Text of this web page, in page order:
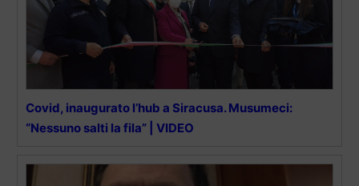
Covid, inaugurato l’hub a Siracusa. Musumeci:
“Nessuno salti la fila” | VIDEO